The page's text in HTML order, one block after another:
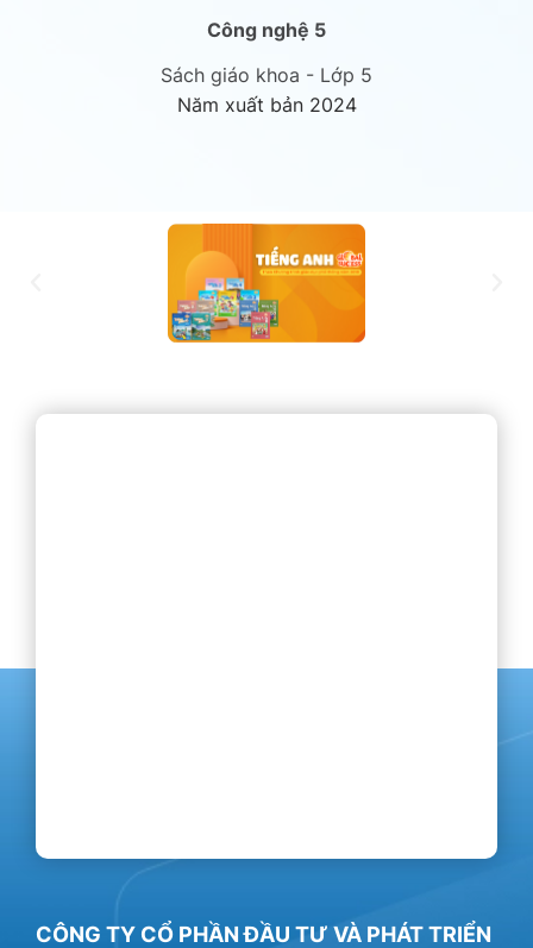
Công nghệ 5
Sách giáo khoa - Lớp 5
Năm xuất bản 2024
CÔNG TY CỔ PHẦN ĐẦU TƯ VÀ PHÁT TRIỂN